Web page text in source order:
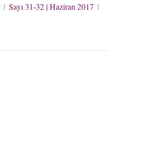
Sayı 31-32 | Haziran 2017